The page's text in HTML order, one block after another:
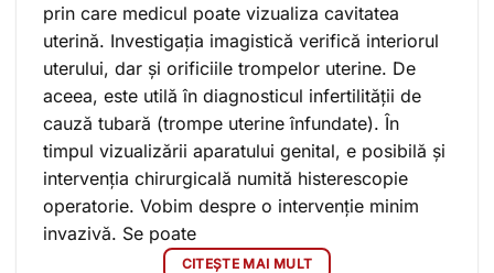
prin care medicul poate vizualiza cavitatea
uterină. Investigația imagistică verifică interiorul
uterului, dar și orificiile trompelor uterine. De
aceea, este utilă în diagnosticul infertilității de
cauză tubară (trompe uterine înfundate). În
timpul vizualizării aparatului genital, e posibilă și
intervenția chirurgicală numită histerescopie
operatorie. Vobim despre o intervenție minim
invazivă. Se poate
CITEȘTE MAI MULT